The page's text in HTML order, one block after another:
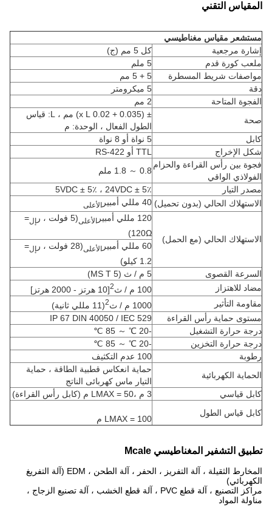
المقياس التقني
مستشعر مقياس مغناطيسي
إشارة مرجعية
كل 5 مم (ج)
ملعب كورة قدم
5 ملم
مواصفات شريط المسطرة
5 + 5 مم
دقة
5 ميكرومتر
الفجوة المتاحة
2 مم
صحة
± (0.035 + 0.02 x L) مم ، L: قياس
الطول الفعال ، الوحدة: م
كابل
5 نواة أو 8 نواة
شكل الإخراج
TTL أو RS-422
فجوة بين رأس القراءة والحزام
الفولاذي الواقي
0.8 ～ 1.8 ملم
مصدر التيار
5VDC ± 5٪ ، 24VDC ± 5٪
الاستهلاك الحالي (بدون تحميل) 40 مللي أمبير الأعلى
الاستهلاك الحالي (مع الحمل)
120 مللي أمبير الأعلى(5 فولت ، ر إل=
120Ω)
60 مللي أمبير
الأعلى(28 فولت ، ر إل=
1.2 كيلو)
السرعة القصوى
5 م / ث (MS T 5)
مضاد للاهتزاز
100 م / ث 2[10 هرتز - 2000 هرتز]
مقاومة التأثير
1000 م / ث 2(11 مللي ثانية)
مستوى حماية رأس القراءة
IP 67 DIN 40050 / IEC 529
درجة حرارة التشغيل
-20 ℃ ～ 85 ℃
درجة حرارة التخزين
-20 ℃ ～ 85 ℃
رطوبة
100 عدم التكثيف
الحماية الكهربائية
حماية انعكاس قطبية الطاقة ، حماية
التيار ماس كهربائى الناتج
كابل قياسي
3 م ،
LMAX = 50 م (كابل رأس القراءة)
كابل قياس الطول
LMAX = 100 م
تطبيق التشفير المغناطيسي Mcale
المخارط الثقيلة ، آلة التفريز ، الحفر ، آلة الطحن ، EDM (آلة التفريغ
الكهربائي)
مراكز التصنيع ، آلة قطع PVC ، آلة قطع الخشب ، آلة تصنيع الزجاج ،
مناولة المواد